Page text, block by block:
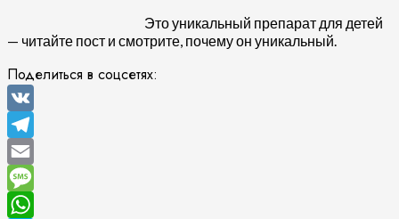
Это уникальный препарат для детей
— читайте пост и смотрите, почему он уникальный.
Поделиться в соцсетях:
VK
Telegram
Email
Message